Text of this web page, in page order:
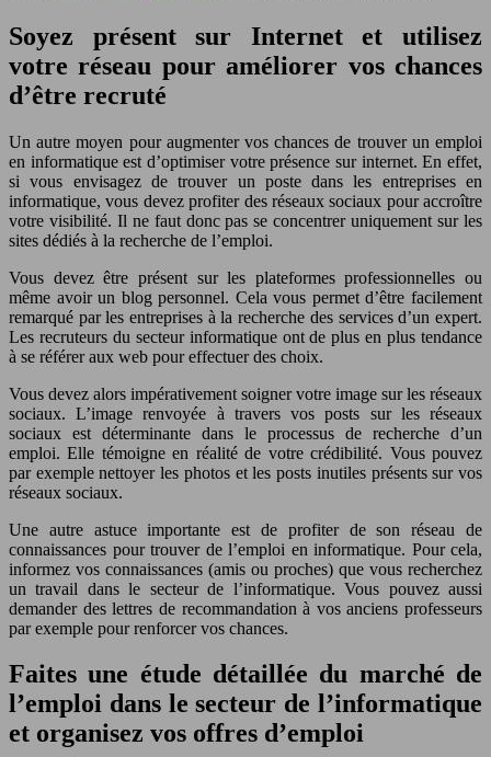
Soyez présent sur Internet et utilisez
votre réseau pour améliorer vos chances
d’être recruté
Un autre moyen pour augmenter vos chances de trouver un emploi
en informatique est d’optimiser votre présence sur internet. En effet,
si vous envisagez de trouver un poste dans les entreprises en
informatique, vous devez profiter des réseaux sociaux pour accroître
votre visibilité. Il ne faut donc pas se concentrer uniquement sur les
sites dédiés à la recherche de l’emploi.
Vous devez être présent sur les plateformes professionnelles ou
même avoir un blog personnel. Cela vous permet d’être facilement
remarqué par les entreprises à la recherche des services d’un expert.
Les recruteurs du secteur informatique ont de plus en plus tendance
à se référer aux web pour effectuer des choix.
Vous devez alors impérativement soigner votre image sur les réseaux
sociaux. L’image renvoyée à travers vos posts sur les réseaux
sociaux est déterminante dans le processus de recherche d’un
emploi. Elle témoigne en réalité de votre crédibilité. Vous pouvez
par exemple nettoyer les photos et les posts inutiles présents sur vos
réseaux sociaux.
Une autre astuce importante est de profiter de son réseau de
connaissances pour trouver de l’emploi en informatique. Pour cela,
informez vos connaissances (amis ou proches) que vous recherchez
un travail dans le secteur de l’informatique. Vous pouvez aussi
demander des lettres de recommandation à vos anciens professeurs
par exemple pour renforcer vos chances.
Faites une étude détaillée du marché de
l’emploi dans le secteur de l’informatique
et organisez vos offres d’emploi